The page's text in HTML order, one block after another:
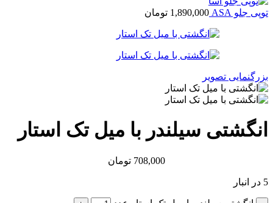
توپی جلو ASA 1,890,000 تومان
بزرگنمایی تصویر
انگشتی سیلندر با میل تک استار
708,000 تومان
5 در انبار